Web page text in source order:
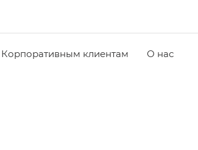
Корпоративным клиентам О нас